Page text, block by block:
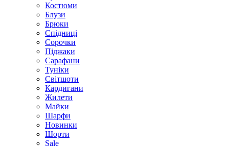
Костюми
Блузи
Брюки
Спідниці
Сорочки
Піджаки
Сарафани
Туніки
Світшоти
Кардигани
Жилети
Майки
Шарфи
Новинки
Шорти
Sale